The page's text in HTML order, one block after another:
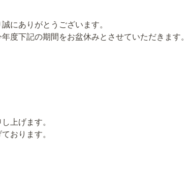
にありがとうございます。
度下記の期間をお盆休みとさせていただきます。
上げます。
おります。